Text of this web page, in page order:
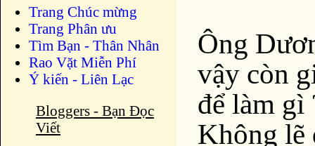
Trang Chúc mừng
Trang Phân ưu
Tìm Bạn - Thân Nhân
Rao Vặt Miễn Phí
Ý kiến - Liên Lạc
Bloggers - Bạn Đọc
Viết
Ông
vậy còn
để làm gì
Không lẽ